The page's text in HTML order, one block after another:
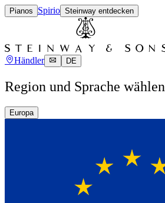
Pianos Spirio Steinway entdecken
Händler DE
Region und Sprache wählen
Europa